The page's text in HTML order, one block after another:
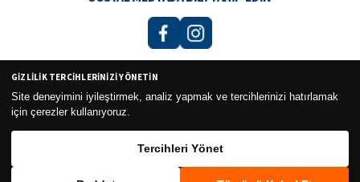
Curesel Turizm Ticaret Limited Şirketi 2026 ©
GIZLILIK TERCIHLERINIZI YÖNETIN
Site deneyimini iyileştirmek, analiz yapmak ve tercihlerinizi hatırlamak
için çerezler kullanıyoruz.
Tercihleri Yönet